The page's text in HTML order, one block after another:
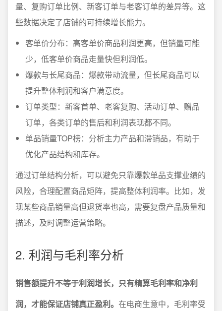
量、复购订单比例、新客订单与老客订单的差异等。这
些数据决定了店铺的可持续增长能力。
客单价分布：高客单价商品利润更高，但销量可能
少，低客单价商品走量快但利润低。
爆款与长尾商品：爆款带动流量，但长尾商品可以
提升整体利润和客户满意度。
订单类型：新客首单、老客复购、活动订单、赠品
订单，各类订单的售后和利润表现都不同。
单品销量TOP榜：分析主力产品和滞销品，有助于
优化产品结构和库存。
通过订单结构分析，可以避免只靠爆款单品支撑业绩的
风险，合理配置商品矩阵，提高整体利润率。比如，发
现某些商品销量高但退货率也高，需要复盘产品质量和
描述，及时调整运营策略。
2. 利润与毛利率分析
销售额提升不等于利润增长，只有精算毛利率和净利
润，才能保证店铺真正盈利。 在电商生意中，毛利率受